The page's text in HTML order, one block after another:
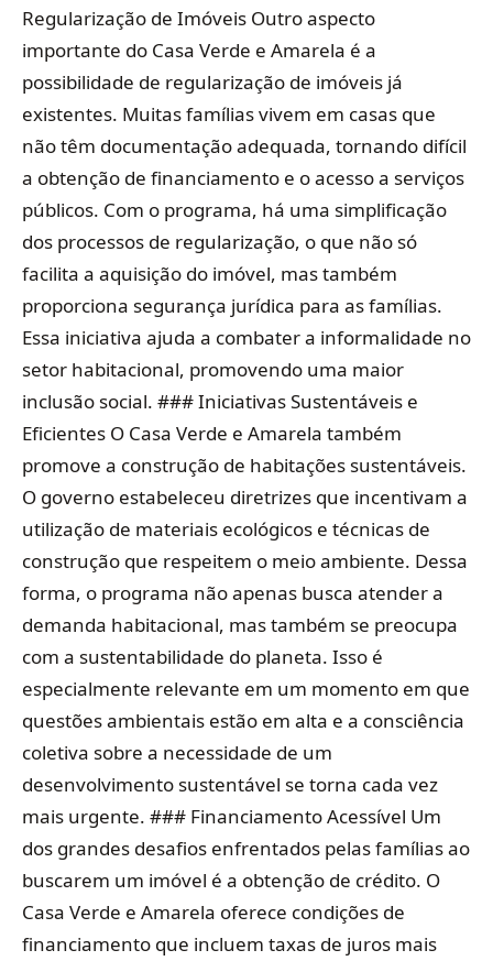
Regularização de Imóveis Outro aspecto
importante do Casa Verde e Amarela é a
possibilidade de regularização de imóveis já
existentes. Muitas famílias vivem em casas que
não têm documentação adequada, tornando difícil
a obtenção de financiamento e o acesso a serviços
públicos. Com o programa, há uma simplificação
dos processos de regularização, o que não só
facilita a aquisição do imóvel, mas também
proporciona segurança jurídica para as famílias.
Essa iniciativa ajuda a combater a informalidade no
setor habitacional, promovendo uma maior
inclusão social. ### Iniciativas Sustentáveis e
Eficientes O Casa Verde e Amarela também
promove a construção de habitações sustentáveis.
O governo estabeleceu diretrizes que incentivam a
utilização de materiais ecológicos e técnicas de
construção que respeitem o meio ambiente. Dessa
forma, o programa não apenas busca atender a
demanda habitacional, mas também se preocupa
com a sustentabilidade do planeta. Isso é
especialmente relevante em um momento em que
questões ambientais estão em alta e a consciência
coletiva sobre a necessidade de um
desenvolvimento sustentável se torna cada vez
mais urgente. ### Financiamento Acessível Um
dos grandes desafios enfrentados pelas famílias ao
buscarem um imóvel é a obtenção de crédito. O
Casa Verde e Amarela oferece condições de
financiamento que incluem taxas de juros mais